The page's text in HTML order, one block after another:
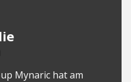
Mynaric hat am